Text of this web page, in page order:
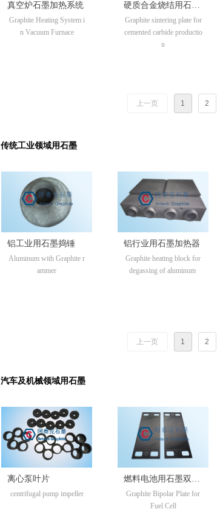
真空炉石墨加热系统
Graphite Heating System i
n Vacuum Furnace
硬质合金烧结用石墨
烧结板
Graphite sintering plate for
cemented carbide productio
n
上一页 1 2
传统工业领域用石墨
铝工业用石墨捣锤
Aluminum with Graphite r
ammer
铝行业用石墨加热器
Graphite heating block for
degassing of aluminum
上一页 1 2
汽车及机械领域用石墨
离心泵叶片
centrifugal pump impeller
燃料电池用石墨双极
板
Graphite Bipolar Plate for
Fuel Cell